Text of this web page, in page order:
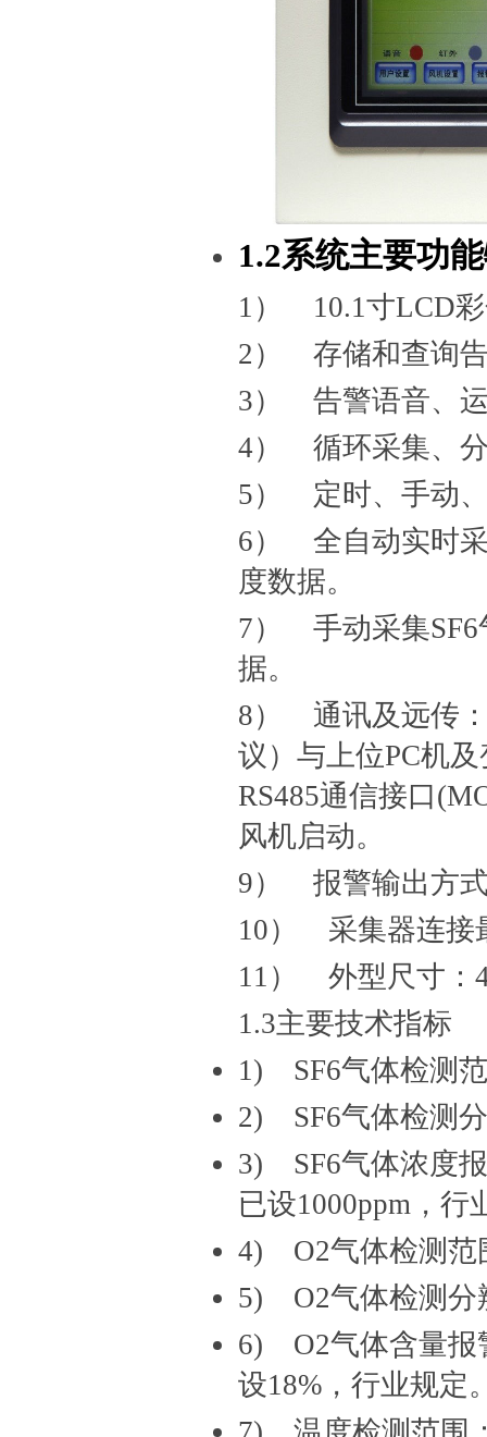
1.2系统主要功
1） 10.1寸LCD
2） 存储和查询
3） 告警语音、
4） 循环采集、分
5） 定时、手动
6） 全自动实时采
度数据。
7） 手动采集SF6
据。
8） 通讯及远传：
议）与上位PC机
RS485通信接口
风机启动。
9） 报警输出方式
10） 采集器连接
11） 外型尺寸：
1.3主要技术指标
1) SF6气体检测范
2) SF6气体检测
3) SF6气体浓度报
已设1000ppm，行
4) O2气体检测范
5) O2气体检测分
6) O2气体含量报
设18%，行业规定